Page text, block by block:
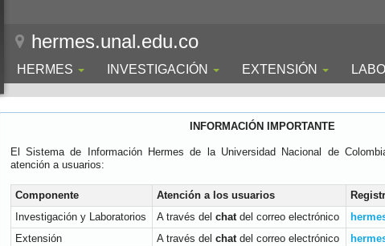
hermes.unal.edu.co
HERMES INVESTIGACIÓN EXTENSIÓN
INFORMACIÓN IMPORTANTE
El Sistema de Información Hermes de la Universidad Nacional de
atención a usuarios:
Componente Atención a los usuarios
Investigación y Laboratorios
A través del chatdel correo electrónico
Extensión
A través del chatdel correo electrónico